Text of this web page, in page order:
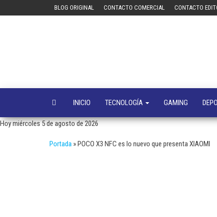
BLOG ORIGINAL CONTACTO COMERCIAL CONTACTO
INICIO TECNOLOGÍA GAMING
Hoy miércoles 5 de agosto de 2026
Portada »POCO X3 NFC es lo nuevo que presenta XIAOMI